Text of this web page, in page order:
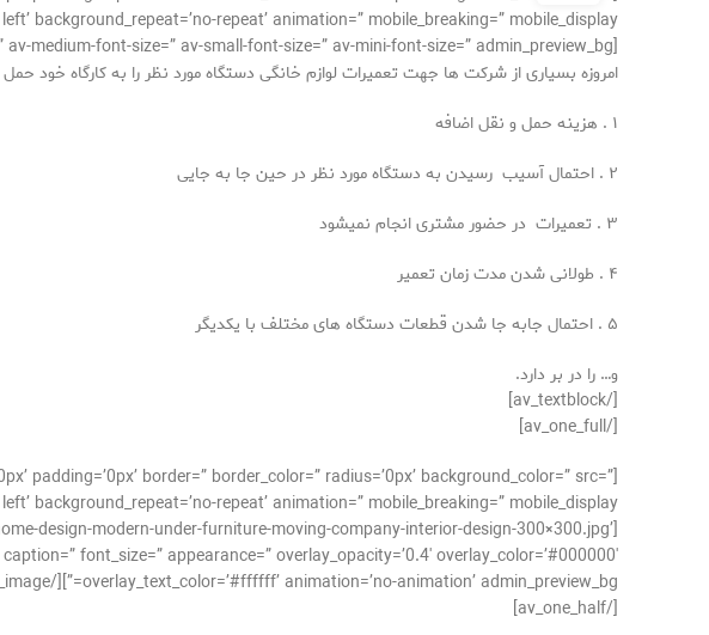
background_repeat=’no-repeat’ animation=” mobile_breaking=” mobile_display=”]
[av_textblock size=” font_color=” color=” av-medium-font-size=” av-small-font-size=” av-mini-font-size=” admin_preview_bg=”]
امروزه بسیاری از شرکت ها جهت تعمیرات لوازم خانگی دستگاه مورد نظر را به کارگاه خود حمل
۱ . هزینه حمل و نقل اضافه
۲ . احتمال آسیب رسیدن به دستگاه مورد نظر در حین جا به جایی
۳ . تعمیرات در حضور مشتری انجام نمیشود
۴ . طولانی شدن مدت زمان تعمیر
۵ . احتمال جابه جا شدن قطعات دستگاه های مختلف با یکدیگر
و… را در بر دارد.
[/av_textblock]
[/av_one_full]
padding=’0px’ border=” border_color=” radius=’0px’ background_color=” src=”
background_repeat=’no-repeat’ animation=” mobile_breaking=” mobile_display=”]
design-modern-under-furniture-moving-company-interior-design-300×300.jpg’
font_size=” appearance=” overlay_opacity=’0.4′ overlay_color=’#000000′
overlay_text_color=’#ffffff’ animation=’no-animation’ admin_preview_bg=”][/av_image]
[/av_one_half]